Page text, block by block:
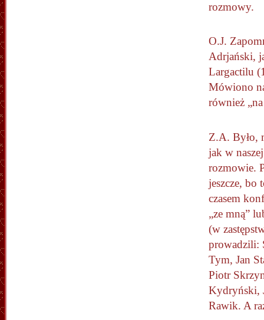
rozmowy.
O.J.
Adrjański,
Largactilu
Mówiono
również
Z.A. Było,
jak w
rozmowie.
jeszcze, bo
czasem
„ze mną”
(w
prowadzili:
Tym, Jan
Piotr
Kydryński,
Rawik. A